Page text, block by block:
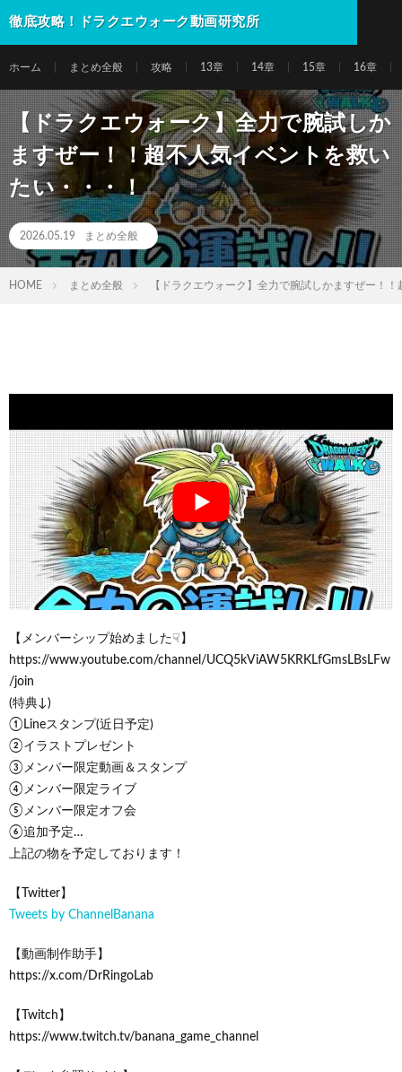
徹底攻略！ドラクエウォーク動画研究所
ホーム まとめ全般 攻略 13章 14章 15章 16章
【ドラクエウォーク】全力で腕試しか
ますぜー！！超不人気イベントを救い
たい・・・！
2026.05.19 まとめ全般
HOME まとめ全般 【ドラクエウォーク】全力で腕試しかますぜー！
【メンバーシップ始めました☟】
https://www.youtube.com/channel/UCQ5kViAW5KRKLfGmsLBsLFw
/join
(特典↓)
①Lineスタンプ(近日予定)
②イラストプレゼント
③メンバー限定動画＆スタンプ
④メンバー限定ライブ
⑤メンバー限定オフ会
⑥追加予定…
上記の物を予定しております！
【Twitter】
Tweets by ChannelBanana
【動画制作助手】
https://x.com/DrRingoLab
【Twitch】
https://www.twitch.tv/banana_game_channel